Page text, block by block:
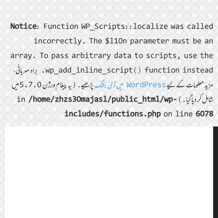
Notice: Function WP_Scripts::localize was called
incorrectly. The $l10n parameter must be an
array. To pass arbitrary data to scripts, use the
wp_add_inline_script() function instead. براہ مہربانی،
مزید معلومات کے لیےWordPress میں ڈی بگنگ
پڑھیے۔ (یہ پیغام ورژن 5.7.0 میں
شامل کر دیا گیا۔) in/home/zhzs30majasl/public_html/wp-
includes/functions.php on line 6078